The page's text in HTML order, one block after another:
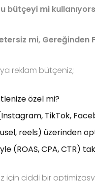
bütçeyi mi
mi, Gereğinden
reklam bütçeniz;
özel mi?
TikTok,
reels) üzerinden
(ROAS, CPA, CTR)
ciddi bir